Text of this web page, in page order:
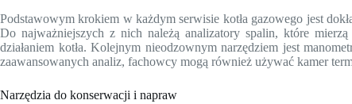
Podstawowym krokiem w każdym serwisie kotła gazowego jest
Do najważniejszych z nich należą analizatory spalin, które
działaniem kotła. Kolejnym nieodzownym narzędziem jest
zaawansowanych analiz, fachowcy mogą również używać kamer
Narzędzia do konserwacji i napraw